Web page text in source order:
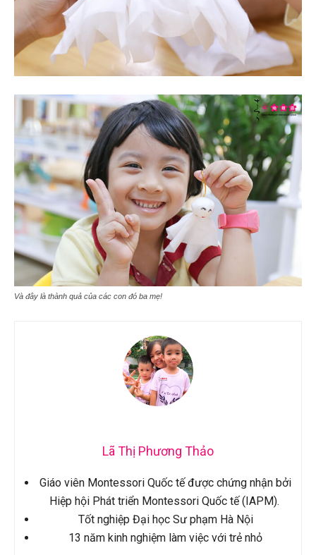
Và đây là thành quả của các con đó ba mẹ!
Lã Thị Phương Thảo
Giáo viên Montessori Quốc tế được chứng nhận bởi
Hiệp hội Phát triển Montessori Quốc tế (IAPM).
Tốt nghiệp Đại học Sư phạm Hà Nội
13 năm kinh nghiệm làm việc với trẻ nhỏ